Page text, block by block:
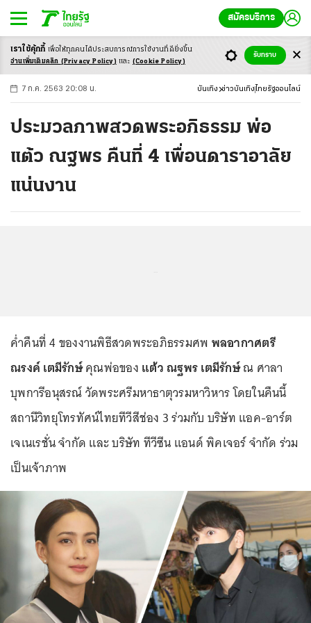
สมัครบริการ
-ก ก ก+
7 ก.ค. 2563 20:08 น. บันเทิง ข่าวบันเทิง ไทยรัฐออนไลน์
ประมวลภาพสวดพระอภิธรรม พ่อ
แต้ว ณฐพร คืนที่ 4 เพื่อนดาราอาลัย
แน่นงาน
ค่ำคืนที่ 4 ของงานพิธีสวดพระอภิธรรมศพ พลอากาศตรี
ณรงค์ เตมีรักษ์คุณพ่อของ แต้ว ณฐพร เตมีรักษ์ณ ศาลา
บุพการีอนุสรณ์ วัดพระศรีมหาธาตุวรมหาวิหาร โดยในคืนนี้
สถานีวิทยุโทรทัศน์ไทยทีวีสีช่อง 3 ร่วมกับ บริษัท แอค-อาร์ต
เจเนเรชั่น จำกัด และ บริษัท ทีวีซีน แอนด์ พิคเจอร์ จำกัด ร่วม
เป็นเจ้าภาพ
เราใช้คุ้กกี้ เพื่อให้ทุกคนได้ประสบการณ์การใช้งานที่ดียิ่งขึ้น
อ่านเพิ่มเติมคลิก (Privacy Policy) และ (Cookie Policy)
รับทราบ